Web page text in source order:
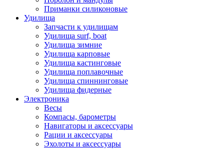
Приманки силиконовые
Удилища
Запчасти к удилищам
Удилища surf, boat
Удилища зимние
Удилища карповые
Удилища кастинговые
Удилища поплавочные
Удилища спиннинговые
Удилища фидерные
Электроника
Весы
Компасы, барометры
Навигаторы и аксессуары
Рации и аксессуары
Эхолоты и аксессуары